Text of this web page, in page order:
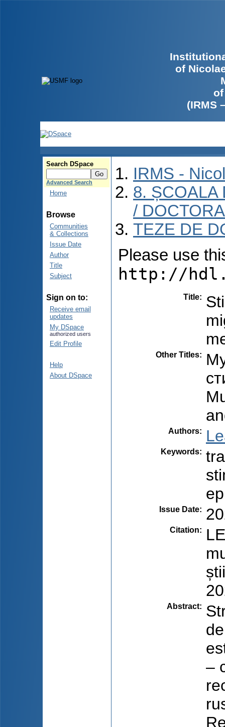
of
(IRMS
Search DSpace
Advanced Search
Home
Browse
Communities
& Collections
Issue Date
Author
Title
Subject
Sign on to:
Receive email
updates
My DSpace
authorized users
Edit Profile
Help
About DSpace
IRMS -
8. ȘCOALA
/
TEZE DE
Please use
http://
Title:
Other Titles:
Authors:
Keywords:
Issue Date:
Citation:
Abstract:
–